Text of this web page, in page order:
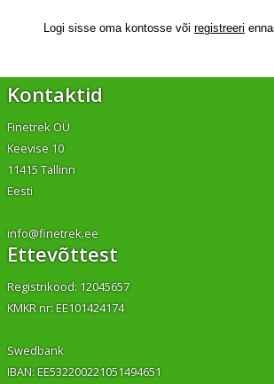
Logi sisse oma kontosse või registreeri
Kontaktid
Finetrek OÜ
Keevise 10
11415 Tallinn
Eesti
info@finetrek.ee
Ettevõttest
Registrikood: 12045657
KMKR nr: EE101424174
Swedbank
IBAN: EE532200221051494651